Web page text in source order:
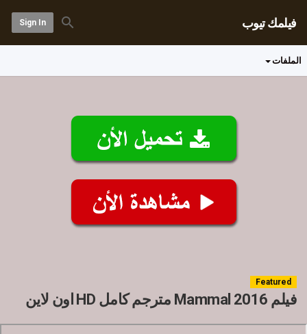
فيلمك تيوب Sign In
الملفات
Featured
فيلم Mammal 2016 مترجم كامل HD اون لاين